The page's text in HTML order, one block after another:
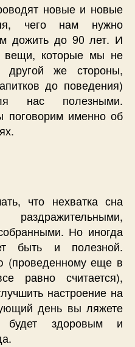
новые и новые
чего нам нужно
дожить до 90 лет. И
вещи, которые мы не
же стороны,
до поведения)
нас полезными.
поговорим именно об
что нехватка сна
Но иногда
быть и полезной.
(проведенному еще в
равно считается),
настроение на
день вы ляжете
здоровым и